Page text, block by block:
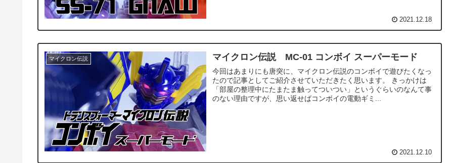
2021.12.18
マイクロン伝説 マイクロン伝説 MC-01 コンボイ スーパーモード
今回はあまりにも唐突に、マイクロン伝説のコンボイで遊びたくなっ
たので記事としてご紹介させていただきたく思います。 きっかけは
「部屋の整理中にたまたま触ってついつい」というぐらいのなんて事
のない理由ですが、思い返せばコンボイの電動ギミ...
2021.12.10